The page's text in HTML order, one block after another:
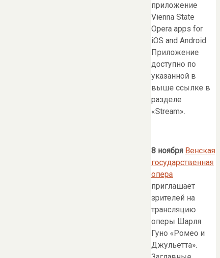
приложение
Vienna State
Opera apps for
iOS and Android.
Приложение
доступно по
указанной в
выше ссылке в
разделе
«Stream».
8 ноября Венская
государственная
опера
приглашает
зрителей на
трансляцию
оперы Шарля
Гуно «Ромео и
Джульетта».